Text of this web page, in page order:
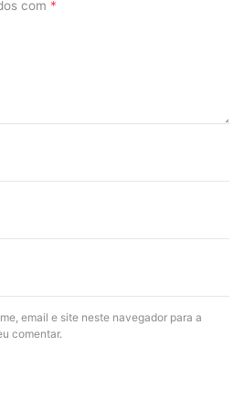
com *
email e site neste navegador para a
comentar.